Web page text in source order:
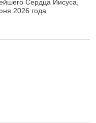
Сердца Иисуса,
2026 года